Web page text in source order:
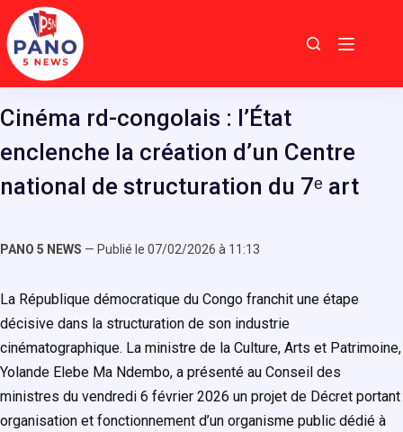
Passer
au
contenu
Cinéma rd-congolais : l’État
enclenche la création d’un Centre
national de structuration du 7ᵉ art
PANO 5 NEWS — Publié le 07/02/2026 à 11:13
La République démocratique du Congo franchit une étape
décisive dans la structuration de son industrie
cinématographique. La ministre de la Culture, Arts et Patrimoine,
Yolande Elebe Ma Ndembo, a présenté au Conseil des
ministres du vendredi 6 février 2026 un projet de Décret portant
organisation et fonctionnement d’un organisme public dédié à